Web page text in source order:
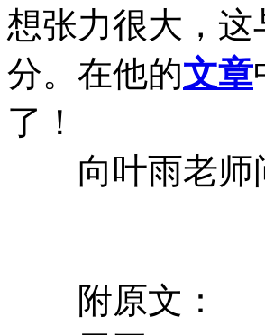
想张力很大，
分。在他的文章
了！
向叶雨老师
附原文：